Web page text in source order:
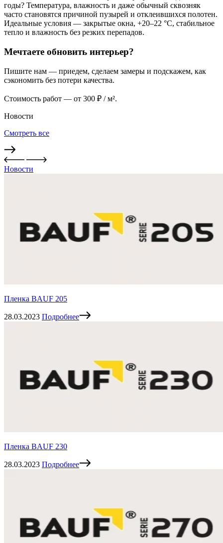
годы? Температура, влажность и даже обычный сквозняк
часто становятся причиной пузырей и отклеившихся полотен.
Идеальные условия — закрытые окна, +20–22 °C, стабильное
тепло и влажность без резких перепадов.
Мечтаете обновить интерьер?
Пишите нам — приедем, сделаем замеры и подскажем, как
сэкономить без потери качества.
Стоимость работ — от 300 ₽ / м².
Новости
Смотреть все
Новости
Пленка BAUF 205
28.03.2023 Подробнее
Пленка BAUF 230
28.03.2023 Подробнее